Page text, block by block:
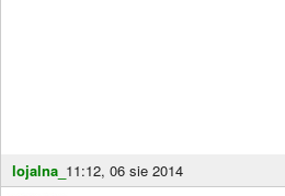
lojalna_ 11:12, 06 sie 2014